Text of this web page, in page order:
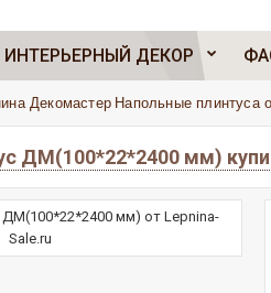
ИНТЕРЬЕРНЫЙ ДЕКОР
Декомастер Напольные плинтуса
ДМ(100*22*2400 мм)